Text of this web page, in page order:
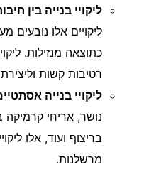
ליקויי בנייה בין
ליקויים אלו נובעים
כתוצאה מנזילות.
רטיבות קשות
ליקויי בנייה
נושר, אריחי קרמיקה
בריצוף ועוד, אלו
מרשלנות.